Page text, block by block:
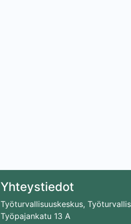
Yhteystiedot
Työturvallisuuskeskus,
Työpajankatu 13 A